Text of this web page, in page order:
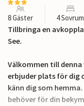
8 Gäster 4 Sovrum
Tillbringa en
See.
Välkommen till
erbjuder plats för dig
känn dig som
behöver för din